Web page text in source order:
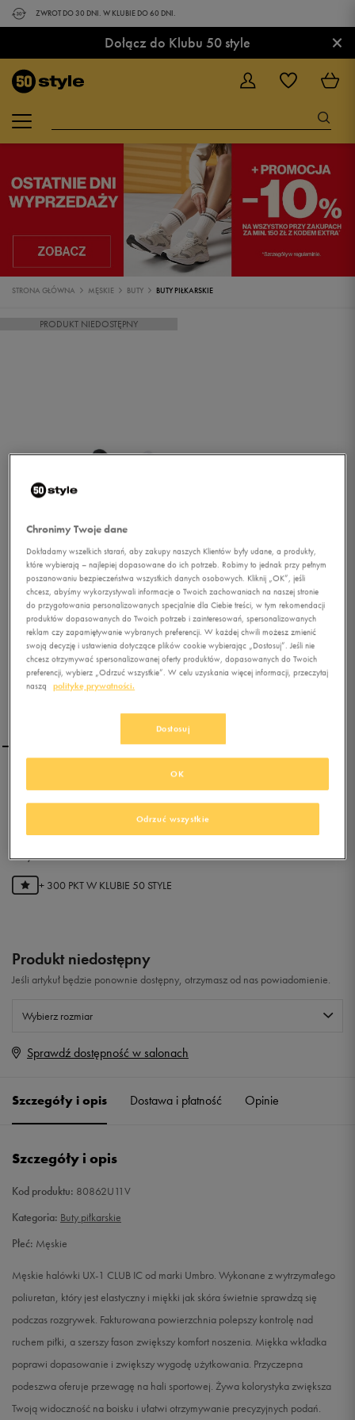
ZWROT DO 30 DNI. W KLUBIE DO 60 DNI.
Dołącz do Klubu 50 style ×
STRONA GŁÓWNA MĘSKIE BUTY BUTY PIŁKARSKIE
PRODUKT NIEDOSTĘPNY
UMBRO UX-1 CLUB IC
0.0(0)
59,99złz Vat
+ 300 PKT W KLUBIE 50 STYLE
Produkt niedostępny
Jeśli artykuł będzie ponownie dostępny, otrzymasz od nas powiadomienie.
Wybierz rozmiar
Rozmiary EU
42,5 27 cm
43
44 28,5 cm Powiadom o dostępności
44,5 28,5 cm
Powiadom o dostępności
45,5 29,5 cm Powiadom o dostępności
Sprawdź dostępność w salonach
Szczegóły i opis Dostawa i płatność Opinie
Szczegóły i opis
Kod produktu: 80862U11V
Kategoria: Buty piłkarskie
Płeć: Męskie
Męskie halówki UX-1 CLUB IC od marki Umbro. Wykonane z wytrzymałego
poliuretan, który jest elastyczny i miękki jak skóra świetnie sprawdzą się
podczas rozgrywek. Fakturowana powierzchnia polepszy kontrolę nad
ruchem piłki, a szerszy fason zwiększy komfort noszenia. Miękka wkładka
poprawi dopasowanie i zwiększy wygodę użytkowania. Przyczepna
podeszwa oferuje przewagę na hali sportowej. Żywa kolorystyka zwiększa
Twoją widoczność na boisku i ułatwi otrzymywanie precyzyjnych podań.
Chronimy Twoje dane
Dokładamy wszelkich starań, aby zakupy naszych Klientów były udane, a produkty,
które wybierają – najlepiej dopasowane do ich potrzeb. Robimy to jednak przy pełnym
poszanowaniu bezpieczeństwa wszystkich danych osobowych. Kliknij „OK”, jeśli
chcesz, abyśmy wykorzystywali informacje o Twoich zachowaniach na naszej stronie
do przygotowania personalizowanych specjalnie dla Ciebie treści, w tym rekomendacji
produktów dopasowanych do Twoich potrzeb i zainteresowań, spersonalizowanych
reklam czy zapamiętywanie wybranych preferencji. W każdej chwili możesz zmienić
swoją decyzję i ustawienia dotyczące plików cookie wybierając „Dostosuj”. Jeśli nie
chcesz otrzymywać spersonalizowanej oferty produktów, dopasowanych do Twoich
preferencji, wybierz „Odrzuć wszystkie”. W celu uzyskania więcej informacji, przeczytaj
naszą
politykę prywatności.
Dostosuj
Odrzuć wszystkie
OK